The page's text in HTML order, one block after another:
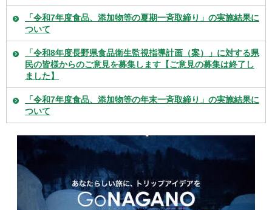
「令和7年度食品、添加物等の夏期一斉取締り」の実施結果に
ついて
「令和8年度長野県食品衛生監視指導計画（案）」に対する県
民の皆様からのご意見を募集します【ご意見の募集は終了し
ました】
「令和7年度食品、添加物等の年末一斉取締り」の実施結果に
ついて